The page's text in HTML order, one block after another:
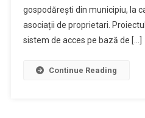
gospodărești din municipiu, la
asociații de proprietari.
sistem de acces pe bază de […]
Continue Reading